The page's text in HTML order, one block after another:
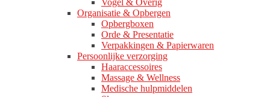
Organisatie & Opbergen
Opbergboxen
Orde & Presentatie
Verpakkingen & Papierwaren
Persoonlijke verzorging
Haaraccessoires
Massage & Wellness
Medische hulpmiddelen